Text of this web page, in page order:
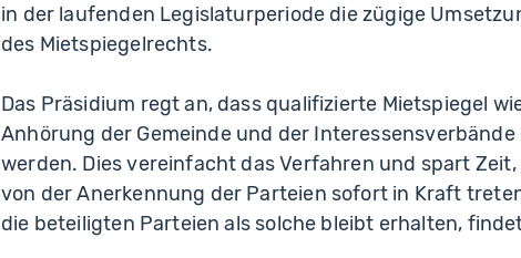
in der laufenden Legislaturperiode die zügige
des Mietspiegelrechts.
Das Präsidium regt an, dass qualifizierte Mietspiegel
Anhörung der Gemeinde und der
werden. Dies vereinfacht das Verfahren und spart
von der Anerkennung der Parteien sofort in Kraft
die beteiligten Parteien als solche bleibt erhalten,